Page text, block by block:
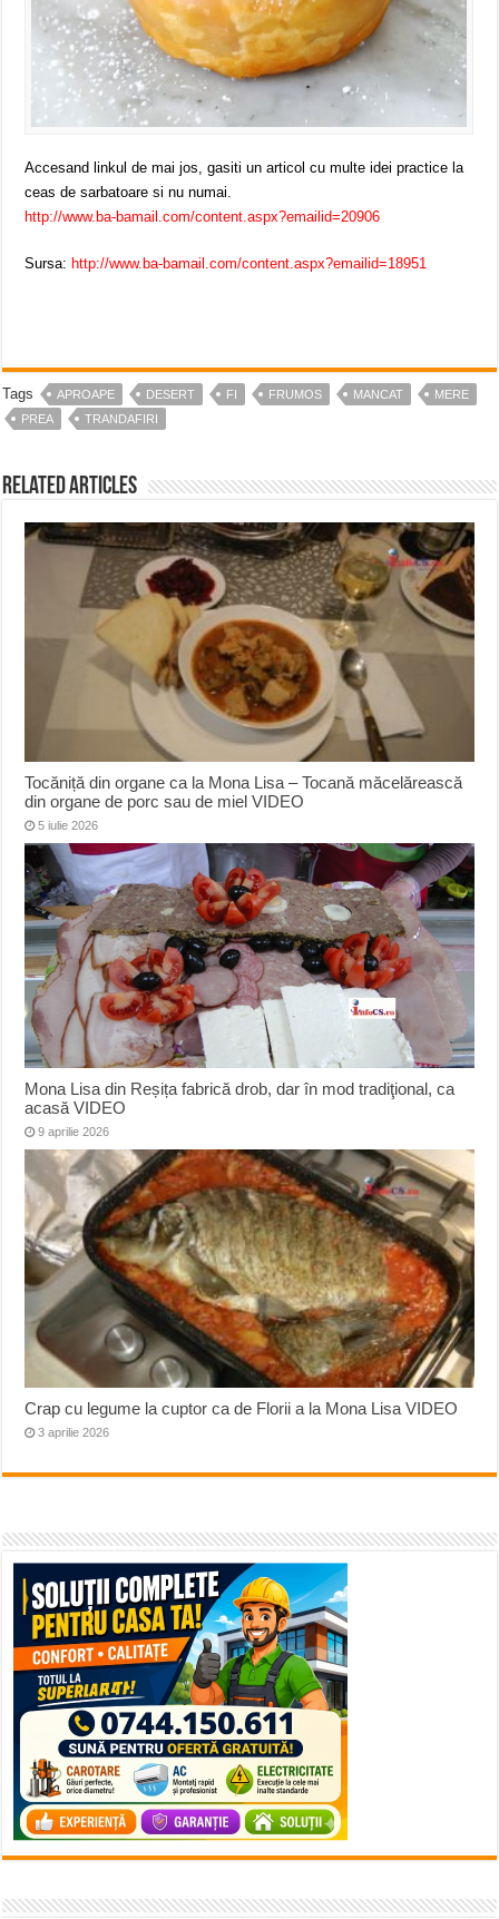
Accesand linkul de mai jos, gasiti un articol cu multe idei practice la
ceas de sarbatoare si nu numai.
http://www.ba-bamail.com/content.aspx?emailid=20906
Sursa: http://www.ba-bamail.com/content.aspx?emailid=18951
Tags APROAPE DESERT FI FRUMOS MANCAT
MERE
PREA
TRANDAFIRI
Related Articles
Tocăniță din organe ca la Mona Lisa – Tocană măcelărească
din organe de porc sau de miel VIDEO
5 iulie 2026
Mona Lisa din Reșița fabrică drob, dar în mod tradiţional, ca
acasă VIDEO
9 aprilie 2026
Crap cu legume la cuptor ca de Florii a la Mona Lisa VIDEO
3 aprilie 2026